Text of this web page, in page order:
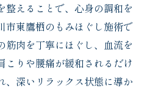
整えることで、心身の調和を
市東鷹栖のもみほぐし施術で
筋肉を丁寧にほぐし、血流を
こりや腰痛が緩和されるだけ
、深いリラックス状態に導か